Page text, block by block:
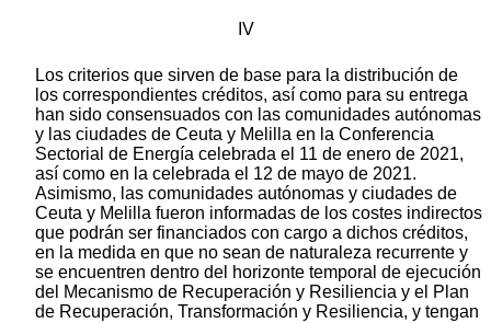
IV
Los criterios que sirven de base para la distribución de
los correspondientes créditos, así como para su entrega
han sido consensuados con las comunidades autónomas
y las ciudades de Ceuta y Melilla en la Conferencia
Sectorial de Energía celebrada el 11 de enero de 2021,
así como en la celebrada el 12 de mayo de 2021.
Asimismo, las comunidades autónomas y ciudades de
Ceuta y Melilla fueron informadas de los costes indirectos
que podrán ser financiados con cargo a dichos créditos,
en la medida en que no sean de naturaleza recurrente y
se encuentren dentro del horizonte temporal de ejecución
del Mecanismo de Recuperación y Resiliencia y el Plan
de Recuperación, Transformación y Resiliencia, y tengan